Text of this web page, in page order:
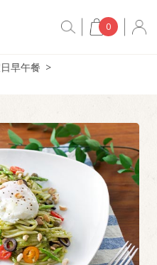
0
早午餐